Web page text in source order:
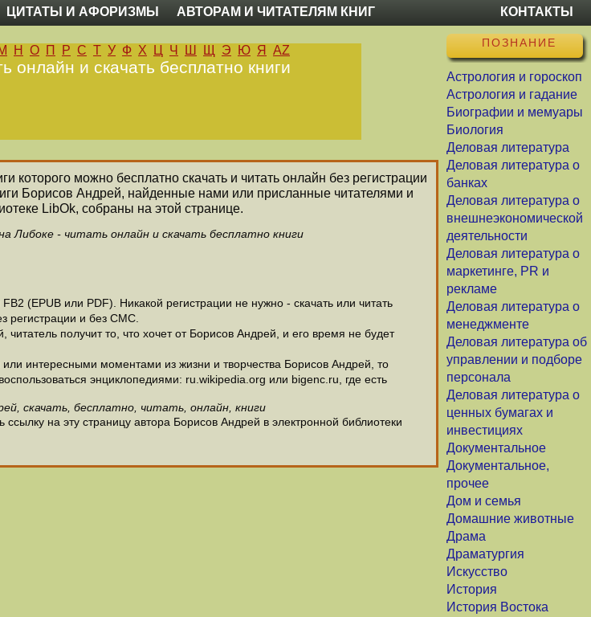
ЦИТАТЫ И АФОРИЗМЫ АВТОРАМ И ЧИТАТЕЛЯМ КНИГ КОНТАКТЫ
ПОЗНАНИЕ
Астрология и гороскоп
Астрология и гадание
Биографии и мемуары
Биология
Деловая литература
Деловая литература о
банках
Деловая литература о
внешнеэкономической
деятельности
Деловая литература о
маркетинге, PR и
рекламе
Деловая литература о
менеджменте
Деловая литература об
управлении и подборе
персонала
Деловая литература о
ценных бумагах и
инвестициях
Документальное
Документальное,
прочее
Дом и семья
Домашние животные
Драма
Драматургия
Искусство
История
История Востока
Н О П Р С Т У Ф Х Ц Ч Ш Щ Э Ю Я AZ
онлайн и скачать бесплатно книги
которого можно бесплатно скачать и читать онлайн без регистрации
Борисов Андрей, найденные нами или присланные читателями и
LibOk, собраны на этой странице.
Либоке - читать онлайн и скачать бесплатно книги
(EPUB или PDF). Никакой регистрации не нужно - скачать или читать
регистрации и без СМС.
получит то, что хочет от Борисов Андрей, и его время не будет
интересными моментами из жизни и творчества Борисов Андрей, то
энциклопедиями: ru.wikipedia.org или bigenc.ru, где есть
скачать, бесплатно, читать, онлайн, книги
ссылку на эту страницу автора Борисов Андрей в электронной библиотеки